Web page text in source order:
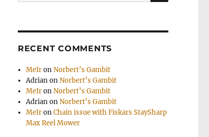
RECENT COMMENTS
MeIronNorbert’s Gambit
AdrianonNorbert’s Gambit
MeIronNorbert’s Gambit
AdrianonNorbert’s Gambit
MeIronChain issue with Fiskars StaySharp
Max Reel Mower